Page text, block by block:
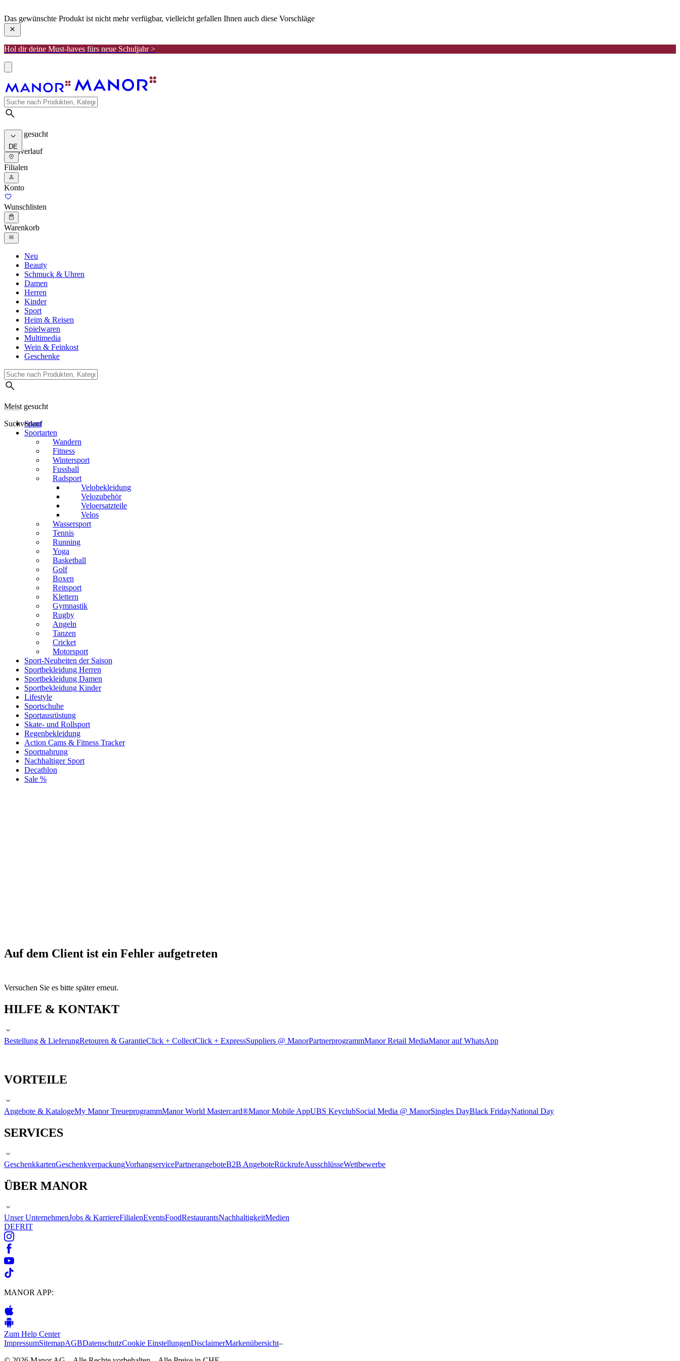
Das gewünschte Produkt ist nicht mehr verfügbar, vielleicht gefallen Ihnen auch diese Vorschläge
Hol dir deine Must-haves fürs neue Schuljahr >
Meist gesucht
Suchverlauf
DE
Filialen
Konto
Wunschlisten
Warenkorb
Neu
Beauty
Schmuck & Uhren
Damen
Herren
Kinder
Sport
Heim & Reisen
Spielwaren
Multimedia
Wein & Feinkost
Geschenke
Meist gesucht
Suchverlauf
Sport
Sportarten
Wandern
Fitness
Wintersport
Fussball
Radsport
Velobekleidung
Velozubehör
Veloersatzteile
Velos
Wassersport
Tennis
Running
Yoga
Basketball
Golf
Boxen
Reitsport
Klettern
Gymnastik
Rugby
Angeln
Tanzen
Cricket
Motorsport
Sport-Neuheiten der Saison
Sportbekleidung Herren
Sportbekleidung Damen
Sportbekleidung Kinder
Lifestyle
Sportschuhe
Sportausrüstung
Skate- und Rollsport
Regenbekleidung
Action Cams & Fitness Tracker
Sportnahrung
Nachhaltiger Sport
Decathlon
Sale %
Auf dem Client ist ein Fehler aufgetreten
Versuchen Sie es bitte später erneut.
HILFE & KONTAKT
Bestellung & LieferungRetouren & GarantieClick + CollectClick + ExpressSuppliers @ ManorPartnerprogrammManor Retail MediaManor auf WhatsApp
VORTEILE
Angebote & KatalogeMy Manor TreueprogrammManor World Mastercard®Manor Mobile AppUBS KeyclubSocial Media @ ManorSingles DayBlack FridayNational Day
SERVICES
GeschenkkartenGeschenkverpackungVorhangservicePartnerangeboteB2B AngeboteRückrufeAusschlüsseWettbewerbe
ÜBER MANOR
Unser UnternehmenJobs & KarriereFilialenEventsFoodRestaurantsNachhaltigkeitMedien
DEFRIT
MANOR APP:
Zum Help Center
ImpressumSitemapAGBDatenschutzCookie EinstellungenDisclaimerMarkenübersicht–